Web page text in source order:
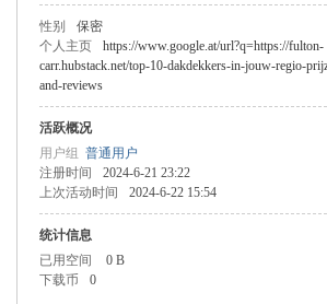
性别 保密
个人主页
https://www.google.at/url?q=https://fulton-
carr.hubstack.net/top-10-dakdekkers-in-jouw-regio-
and-reviews
活跃概况
用户组 普通用户
注册时间
2024-6-21 23:22
上次活动时间
2024-6-22 15:54
统计信息
已用空间
0 B
下载币
0